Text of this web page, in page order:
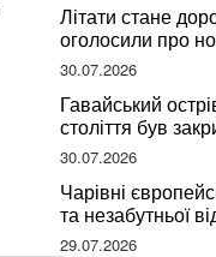
Літати стане
оголосили про
вибору місць
30.07.2026
Гавайський
століття був
починає
30.07.2026
Чарівні
та незабутньої
29.07.2026